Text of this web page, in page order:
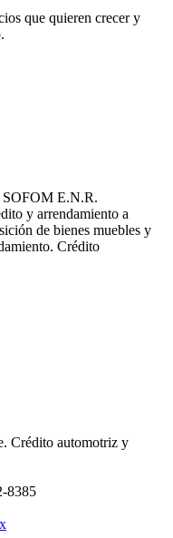
que quieren crecer y
E.N.R.
y arrendamiento a
de bienes muebles y
Crédito
Crédito automotriz y
8385